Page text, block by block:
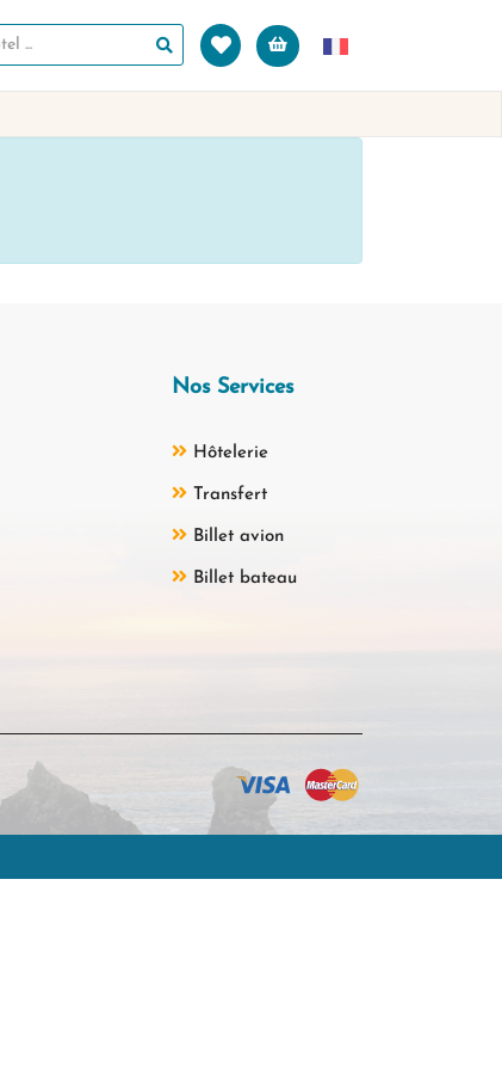
Nos Services
Hôtelerie
Transfert
Billet avion
Billet bateau